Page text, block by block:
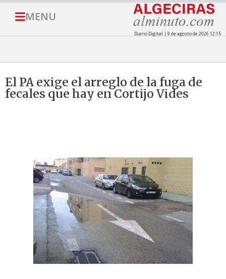
MENU
Diario Digital | 9 de agosto de 2026 12:15
El PA exige el arreglo de la fuga de
fecales que hay en Cortijo Vides